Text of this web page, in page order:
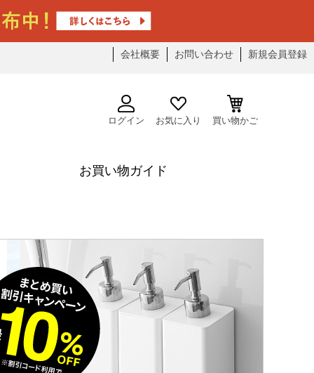
会社概要 お問い合わせ 新規会員登録
ログイン お気に入り 買い物かご
お買い物ガイド